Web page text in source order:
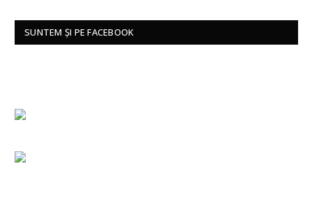
SUNTEM ȘI PE FACEBOOK